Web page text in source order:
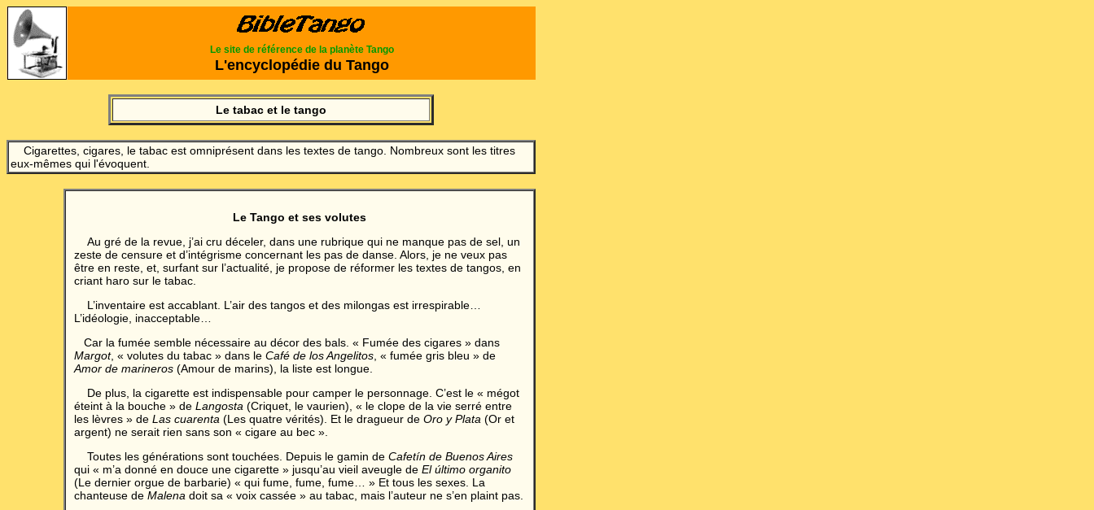
Le site de référence de la planète Tango
L'encyclopédie du Tango
Le tabac et le tango
Cigarettes, cigares, le tabac est omniprésent dans les textes de tango. Nombreux sont les titres
eux-mêmes qui l'évoquent.
Le Tango et ses volutes
Au gré de la revue, j’ai cru déceler, dans une rubrique qui ne manque pas de sel, un
zeste de censure et d’intégrisme concernant les pas de danse. Alors, je ne veux pas
être en reste, et, surfant sur l’actualité, je propose de réformer les textes de tangos, en
criant haro sur le tabac.
L’inventaire est accablant. L’air des tangos et des milongas est irrespirable…
L’idéologie, inacceptable…
Car la fumée semble nécessaire au décor des bals. « Fumée des cigares » dans
Margot, « volutes du tabac » dans le Café de los Angelitos , « fumée gris bleu » de
Amor de marineros (Amour de marins), la liste est longue.
De plus, la cigarette est indispensable pour camper le personnage. C’est le « mégot
éteint à la bouche » de Langosta (Criquet, le vaurien), « le clope de la vie serré entre
les lèvres » de Las cuarenta (Les quatre vérités). Et le dragueur de Oro y Plata (Or et
argent) ne serait rien sans son « cigare au bec ».
Toutes les générations sont touchées. Depuis le gamin de Cafetín de Buenos Aires
qui « m’a donné en douce une cigarette » jusqu’au vieil aveugle de El último organito
(Le dernier orgue de barbarie) « qui fume, fume, fume… » Et tous les sexes. La
chanteuse de Malena doit sa « voix cassée » au tabac, mais l’auteur ne s’en plaint pas.